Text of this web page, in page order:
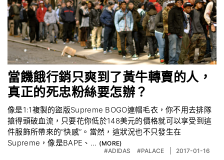
當饑餓行銷只爽到了黃牛轉賣的人，
真正的死忠粉絲要怎辦？
像是1:1複製的盜版Supreme BOGO連帽毛衣，你不用去排隊
搶得頭破血流，只要花你低於148美元的價格就可以享受到這
件服飾所帶來的“快感”。當然，這狀況也不只發生在
Supreme，像是BAPE、...
#ADIDAS‬ #PALACE 2017-01-16